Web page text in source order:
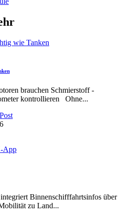
brauchen Schmierstoff -
kontrollieren Ohne...
Binnenschifffahrtsinfos über
zu Land...